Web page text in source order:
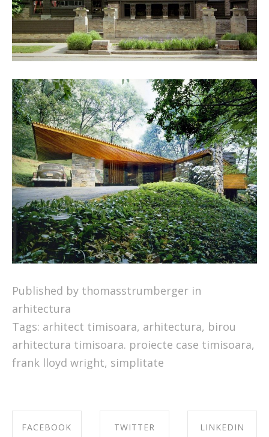
Published by thomasstrumberger in
arhitectura
Tags: arhitect timisoara, arhitectura, birou
arhitectura timisoara. proiecte case timisoara,
frank lloyd wright, simplitate
FACEBOOK TWITTER LINKEDIN